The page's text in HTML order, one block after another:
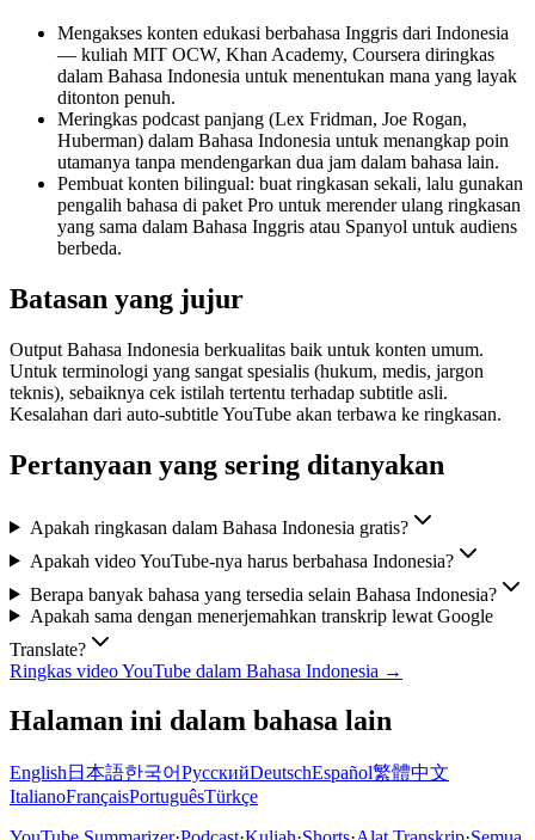
Mengakses konten edukasi berbahasa Inggris dari Indonesia
— kuliah MIT OCW, Khan Academy, Coursera diringkas
dalam Bahasa Indonesia untuk menentukan mana yang layak
ditonton penuh.
Meringkas podcast panjang (Lex Fridman, Joe Rogan,
Huberman) dalam Bahasa Indonesia untuk menangkap poin
utamanya tanpa mendengarkan dua jam dalam bahasa lain.
Pembuat konten bilingual: buat ringkasan sekali, lalu gunakan
pengalih bahasa di paket Pro untuk merender ulang ringkasan
yang sama dalam Bahasa Inggris atau Spanyol untuk audiens
berbeda.
Batasan yang jujur
Output Bahasa Indonesia berkualitas baik untuk konten umum.
Untuk terminologi yang sangat spesialis (hukum, medis, jargon
teknis), sebaiknya cek istilah tertentu terhadap subtitle asli.
Kesalahan dari auto-subtitle YouTube akan terbawa ke ringkasan.
Pertanyaan yang sering ditanyakan
Apakah ringkasan dalam Bahasa Indonesia gratis?
Apakah video YouTube-nya harus berbahasa Indonesia?
Berapa banyak bahasa yang tersedia selain Bahasa Indonesia?
Apakah sama dengan menerjemahkan transkrip lewat Google
Translate?
Ringkas video YouTube dalam Bahasa Indonesia →
Halaman ini dalam bahasa lain
English 日本語한국어РусскийDeutschEspañol繁體中文
ItalianoFrançaisPortuguêsTürkçe